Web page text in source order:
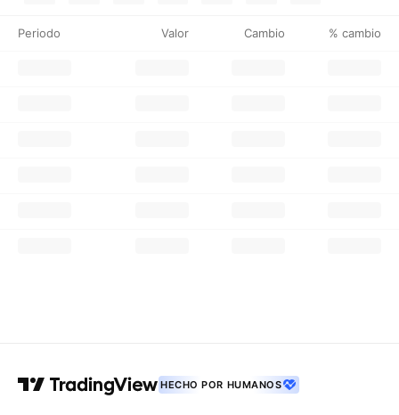
Periodo Valor Cambio % cambio
HECHO POR HUMANOS